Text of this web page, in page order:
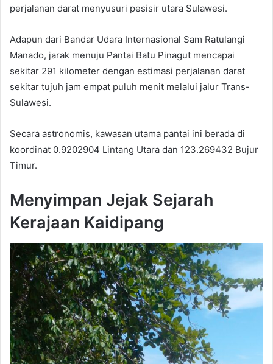
perjalanan darat menyusuri pesisir utara Sulawesi.
Adapun dari Bandar Udara Internasional Sam Ratulangi
Manado, jarak menuju Pantai Batu Pinagut mencapai
sekitar 291 kilometer dengan estimasi perjalanan darat
sekitar tujuh jam empat puluh menit melalui jalur Trans-
Sulawesi.
Secara astronomis, kawasan utama pantai ini berada di
koordinat 0.9202904 Lintang Utara dan 123.269432 Bujur
Timur.
Menyimpan Jejak Sejarah
Kerajaan Kaidipang